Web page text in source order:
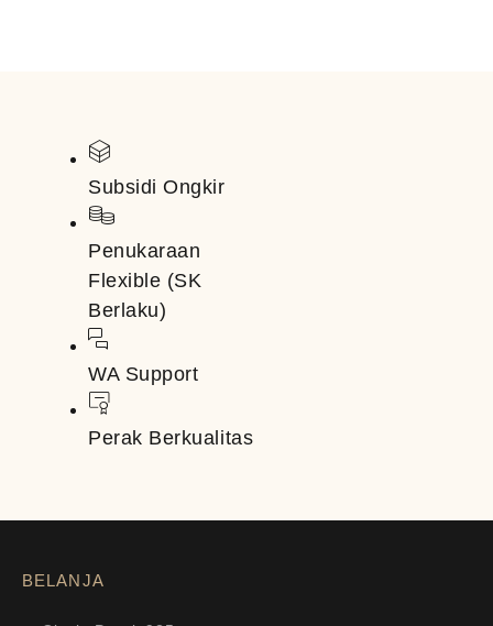
Subsidi Ongkir
Penukaraan
Flexible (SK
Berlaku)
WA Support
Perak Berkualitas
BELANJA